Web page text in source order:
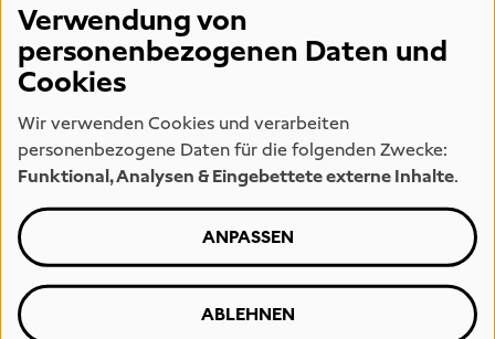
Verwendung von
personenbezogenen Daten und
Cookies
Wir verwenden Cookies und verarbeiten
personenbezogene Daten für die folgenden Zwecke:
Funktional, Analysen & Eingebettete externe Inhalte.
ANPASSEN
ABLEHNEN